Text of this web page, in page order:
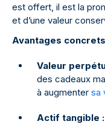
est offert, il est la
et d’une valeur
Avantages concrets
Valeur
des cadeaux
à augmenter sa
Actif tangible :